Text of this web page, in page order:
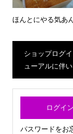
ほんとにやる気あ
ショップログ
ューアルに伴
ログイン
パスワードをお